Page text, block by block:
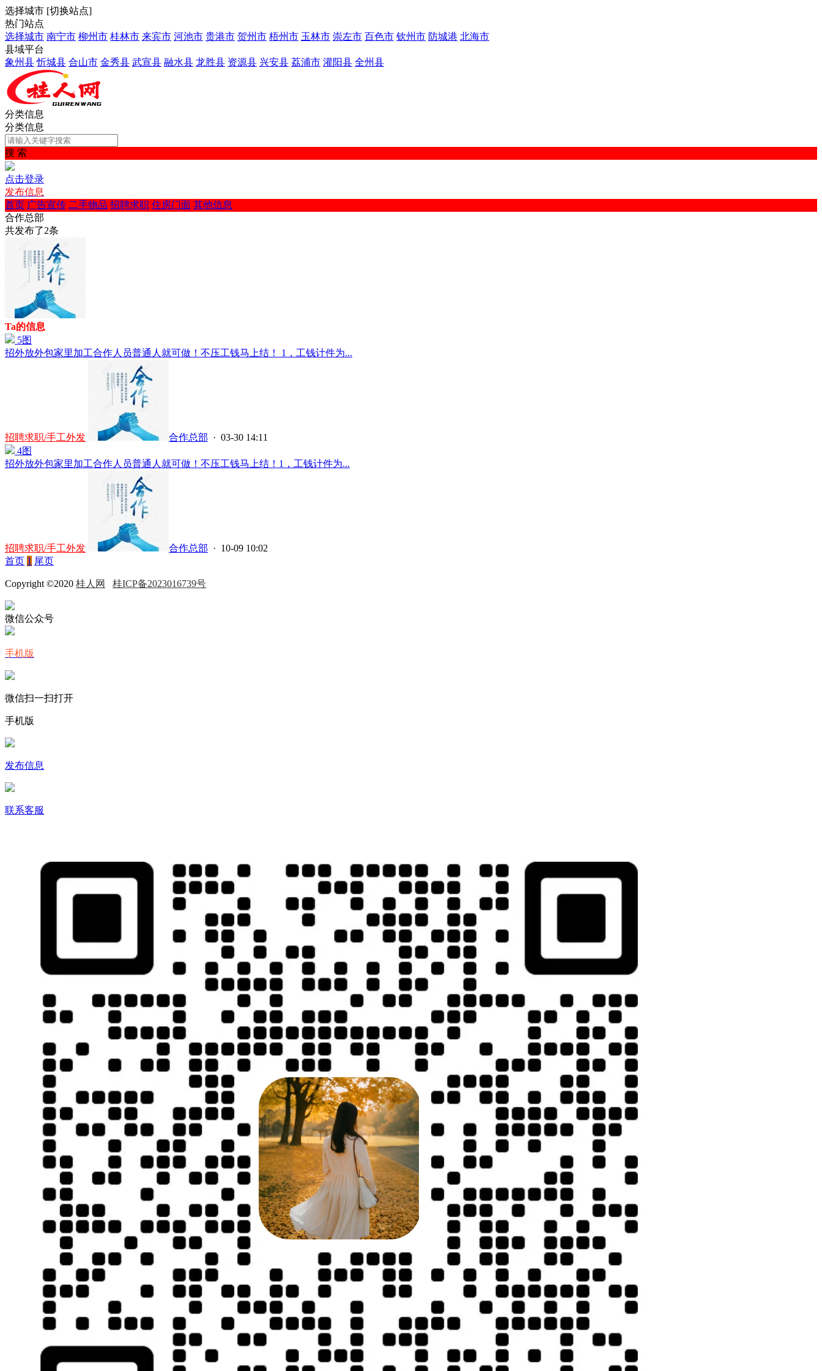
选择城市 [切换站点]
热门站点
选择城市 南宁市 柳州市 桂林市 来宾市 河池市 贵港市 贺州市 梧州市 玉林市 崇左市 百色市 钦州市 防城港 北海市
县域平台
象州县 忻城县 合山市 金秀县 武宣县 融水县 龙胜县 资源县 兴安县 荔浦市 灌阳县 全州县
分类信息
分类信息
搜 索
点击登录
发布信息
首页 广告宣传 二手物品 招聘求职 住房门面 其他信息
合作总部
共发布了2条
Ta的信息
5图
招外放外包家里加工合作人员普通人就可做！不压工钱马上结！ 1，工钱计件为...
招聘求职/手工外发 合作总部 · 03-30 14:11
4图
招外放外包家里加工合作人员普通人就可做！不压工钱马上结！1，工钱计件为...
招聘求职/手工外发 合作总部 · 10-09 10:02
首页 1 尾页
Copyright ©2020 桂人网 桂ICP备2023016739号
微信公众号
手机版
微信扫一扫打开
手机版
发布信息
联系客服